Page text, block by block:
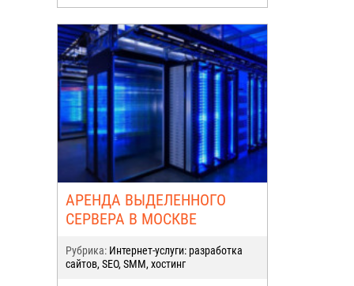
АРЕНДА ВЫДЕЛЕННОГО
СЕРВЕРА В МОСКВЕ
Рубрика: Интернет-услуги: разработка
сайтов, SEO, SMM, хостинг